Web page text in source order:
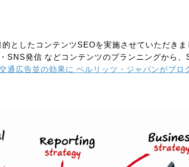
としたコンテンツSEOを実施させていただき
SNS発信 などコンテンツのプランニングから
通広告並の効果に ベルリッツ・ジャパンがブロ